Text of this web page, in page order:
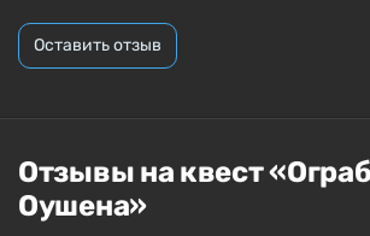
Оставить отзыв
Отзывы на квест
Оушена»